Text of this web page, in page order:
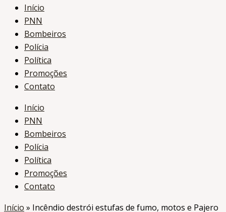
Início
PNN
Bombeiros
Polícia
Política
Promoções
Contato
Início
PNN
Bombeiros
Polícia
Política
Promoções
Contato
Início » Incêndio destrói estufas de fumo, motos e Pajero